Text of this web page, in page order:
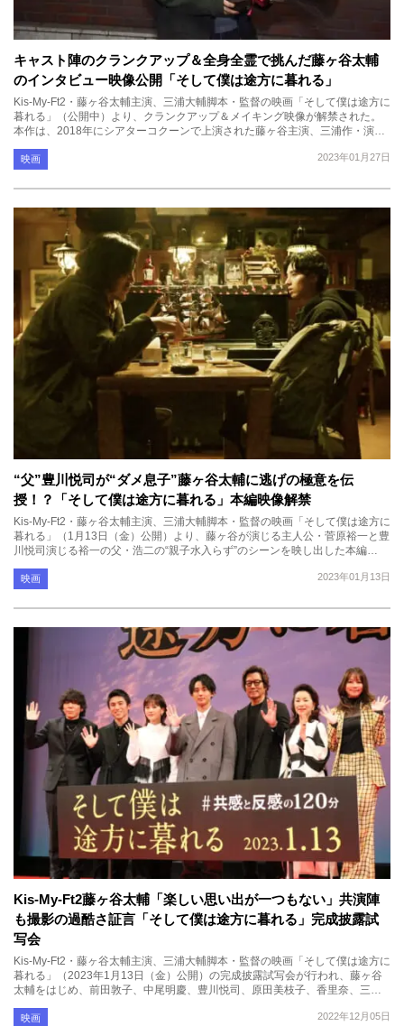
キャスト陣のクランクアップ＆全身全霊で挑んだ藤ヶ谷太輔
のインタビュー映像公開「そして僕は途方に暮れる」
Kis-My-Ft2・藤ヶ谷太輔主演、三浦大輔脚本・監督の映画「そして僕は途方に
暮れる」（公開中）より、クランクアップ＆メイキング映像が解禁された。
本作は、2018年にシアターコクーンで上演された藤ヶ谷主演、三浦作・演…
2023年01月27日
映画
“父”豊川悦司が“ダメ息子”藤ヶ谷太輔に逃げの極意を伝
授！？「そして僕は途方に暮れる」本編映像解禁
Kis-My-Ft2・藤ヶ谷太輔主演、三浦大輔脚本・監督の映画「そして僕は途方に
暮れる」（1月13日（金）公開）より、藤ヶ谷が演じる主人公・菅原裕一と豊
川悦司演じる裕一の父・浩二の“親子水入らず”のシーンを映し出した本編…
2023年01月13日
映画
Kis-My-Ft2藤ヶ谷太輔「楽しい思い出が一つもない」共演陣
も撮影の過酷さ証言「そして僕は途方に暮れる」完成披露試
写会
Kis-My-Ft2・藤ヶ谷太輔主演、三浦大輔脚本・監督の映画「そして僕は途方に
暮れる」（2023年1月13日（金）公開）の完成披露試写会が行われ、藤ヶ谷
太輔をはじめ、前田敦子、中尾明慶、豊川悦司、原田美枝子、香里奈、三…
2022年12月05日
映画